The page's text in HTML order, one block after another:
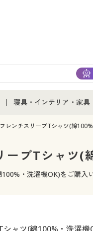
べて
貨・日用品
寝具・インテリア・家具
寝具・インテリア・家
家具・収納
寝具・ベッド
レンチスリーブTシャツ(綿
ーブTシャツ(
・洗濯機OK)をご購入